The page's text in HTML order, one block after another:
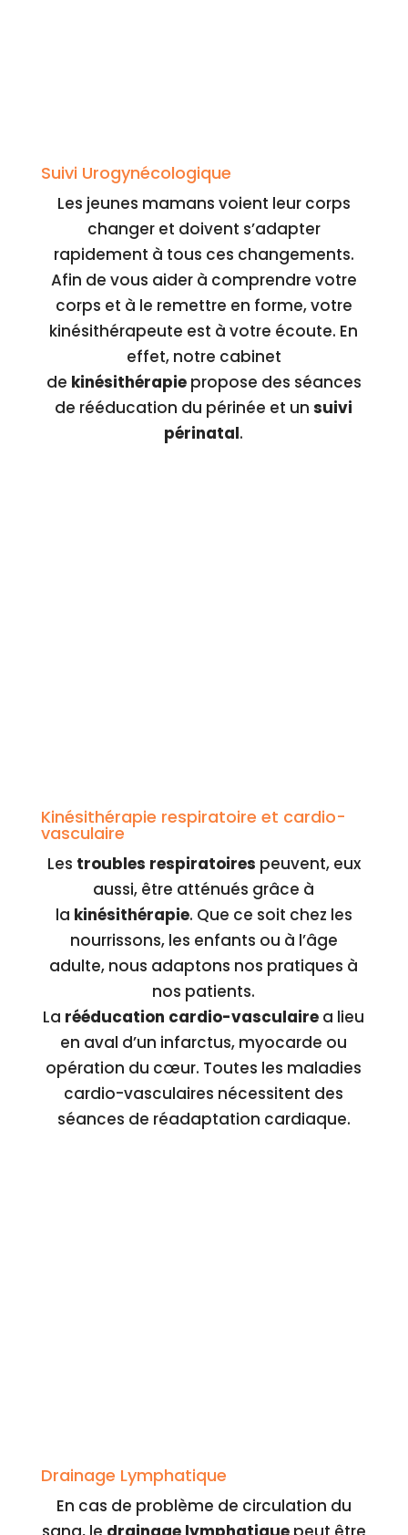
Suivi Urogynécologique
Les jeunes mamans voient leur corps
changer et doivent s’adapter
rapidement à tous ces changements.
Afin de vous aider à comprendre votre
corps et à le remettre en forme, votre
kinésithérapeute est à votre écoute. En
effet, notre cabinet
de kinésithérapiepropose des séances
de rééducation du périnée et unsuivi
périnatal.
Kinésithérapie respiratoire et cardio-
vasculaire
Les troubles respiratoires peuvent, eux
aussi, être atténués grâce à
la kinésithérapie. Que ce soit chez les
nourrissons, les enfants ou à l’âge
adulte, nous adaptons nos pratiques à
nos patients.
La rééducation cardio-vasculaire a lieu
en aval d’un infarctus, myocarde ou
opération du cœur. Toutes les maladies
cardio-vasculaires nécessitent des
séances de réadaptation cardiaque.
Drainage Lymphatique
En cas de problème de circulation du